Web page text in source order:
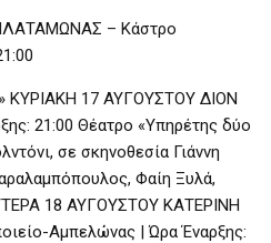
– Κάστρο
ΚΥΡΙΑΚΗ 17 ΑΥΓΟΥΣΤΟΥ ΔΙΟΝ
21:00 Θέατρο «Υπηρέτης δύο
σε σκηνοθεσία Γιάννη
Φαίη Ξυλά,
18 ΑΥΓΟΥΣΤΟΥ ΚΑΤΕΡΙΝΗ
Αμπελώνας | Ώρα Έναρξης: